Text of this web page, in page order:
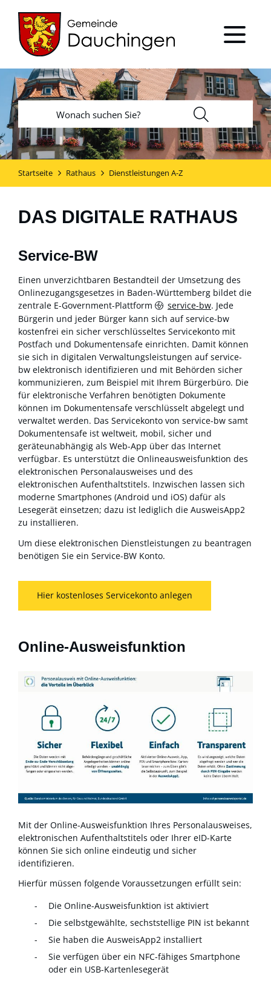
Startseite Rathaus Dienstleistungen A-Z
DAS DIGITALE RATHAUS
Service-BW
Einen unverzichtbaren Bestandteil der Umsetzung des
Onlinezugangsgesetzes in Baden-Württemberg bildet die
zentrale E-Government-Plattform
service-bw. Jede
Bürgerin und jeder Bürger kann sich auf service-bw
kostenfrei ein sicher verschlüsseltes Servicekonto mit
Postfach und Dokumentensafe einrichten. Damit können
sie sich in digitalen Verwaltungsleistungen auf service-
bw elektronisch identifizieren und mit Behörden sicher
kommunizieren, zum Beispiel mit Ihrem Bürgerbüro. Die
für elektronische Verfahren benötigten Dokumente
können im Dokumentensafe verschlüsselt abgelegt und
verwaltet werden. Das Servicekonto von service-bw samt
Dokumentensafe ist weltweit, mobil, sicher und
geräteunabhängig als Web-App über das Internet
verfügbar. Es unterstützt die Onlineausweisfunktion des
elektronischen Personalausweises und des
elektronischen Aufenthaltstitels. Inzwischen lassen sich
moderne Smartphones (Android und iOS) dafür als
Lesegerät einsetzen; dazu ist lediglich die AusweisApp2
zu installieren.
Um diese elektronischen Dienstleistungen zu beantragen
benötigen Sie ein Service-BW Konto.
Hier kostenloses Servicekonto anlegen
Online-Ausweisfunktion
Mit der Online-Ausweisfunktion Ihres Personalausweises,
elektronischen Aufenthaltstitels oder Ihrer eID-Karte
können Sie sich online eindeutig und sicher
identifizieren.
Hierfür müssen folgende Voraussetzungen erfüllt sein:
Die Online-Ausweisfunktion ist aktiviert
Die selbstgewählte, sechststellige PIN ist bekannt
Sie haben die AusweisApp2 installiert
Sie verfügen über ein NFC-fähiges Smartphone
oder ein USB-Kartenlesegerät